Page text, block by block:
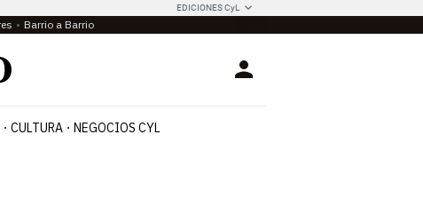
EDICIONES CyL
Barrio a Barrio
Login
CULTURA NEGOCIOS CYL